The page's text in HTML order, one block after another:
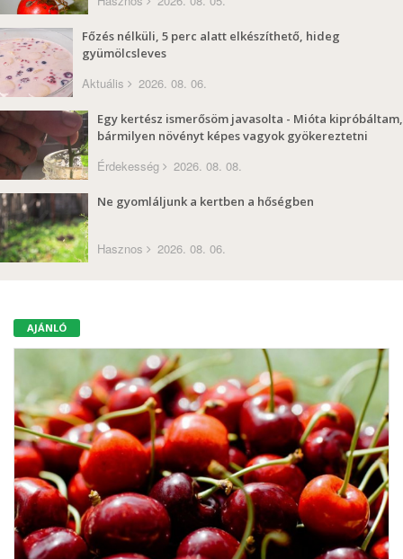
Főzés nélküli, 5 perc alatt elkészíthető, hideg
gyümölcsleves
Aktuális 2026. 08. 06.
Egy kertész ismerősöm javasolta - Mióta kipróbáltam,
bármilyen növényt képes vagyok gyökereztetni
Érdekesség 2026. 08. 08.
Ne gyomláljunk a kertben a hőségben
Hasznos 2026. 08. 06.
AJÁNLÓ